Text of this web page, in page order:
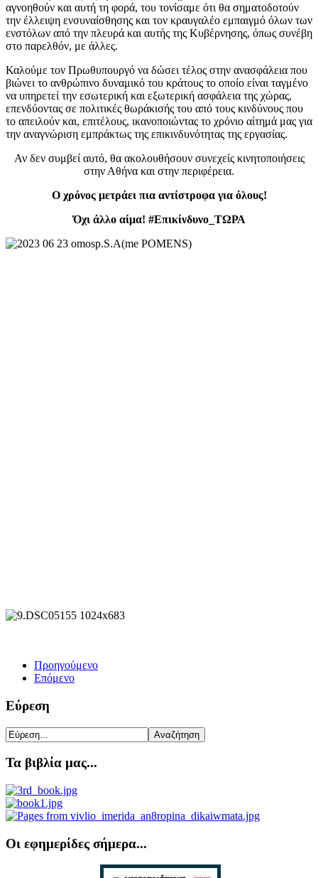
αγνοηθούν και αυτή τη φορά, του τονίσαμε ότι θα σηματοδοτούν
την έλλειψη ενσυναίσθησης και τον κραυγαλέο εμπαιγμό όλων των
ενστόλων από την πλευρά και αυτής της Κυβέρνησης, όπως συνέβη
στο παρελθόν, με άλλες.
Καλούμε τον Πρωθυπουργό να δώσει τέλος στην ανασφάλεια που
βιώνει το ανθρώπινο δυναμικό του κράτους το οποίο είναι ταγμένο
να υπηρετεί την εσωτερική και εξωτερική ασφάλεια της χώρας,
επενδύοντας σε πολιτικές θωράκισής του από τους κινδύνους που
το απειλούν και, επιτέλους, ικανοποιώντας το χρόνιο αίτημά μας για
την αναγνώριση εμπράκτως της επικινδυνότητας της εργασίας.
Αν δεν συμβεί αυτό, θα ακολουθήσουν συνεχείς κινητοποιήσεις
στην Αθήνα και στην περιφέρεια.
Ο χρόνος μετράει πια αντίστροφα για όλους!
Όχι άλλο αίμα! #Επικίνδυνο_ΤΩΡΑ
Προηγούμενο
Επόμενο
Εύρεση
Τα βιβλία μας...
Οι εφημερίδες σήμερα...